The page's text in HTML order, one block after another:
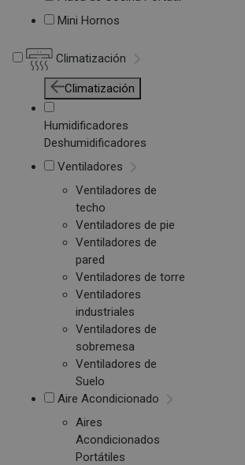
Mini Hornos
Climatización
Climatización
Humidificadores
Deshumidificadores
Ventiladores
Ventiladores de
techo
Ventiladores de pie
Ventiladores de
pared
Ventiladores de torre
Ventiladores
industriales
Ventiladores de
sobremesa
Ventiladores de
Suelo
Aire Acondicionado
Aires
Acondicionados
Portátiles